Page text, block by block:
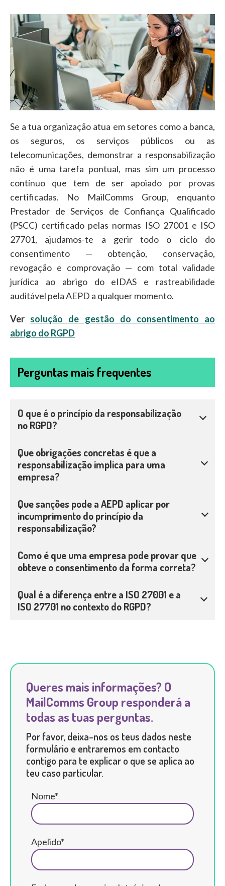
Se a tua organização atua em setores como a banca,
os seguros, os serviços públicos ou as
telecomunicações, demonstrar a responsabilização
não é uma tarefa pontual, mas sim um processo
contínuo que tem de ser apoiado por provas
certificadas. No MailComms Group, enquanto
Prestador de Serviços de Confiança Qualificado
(PSCC) certificado pelas normas ISO 27001 e ISO
27701, ajudamos-te a gerir todo o ciclo do
consentimento — obtenção, conservação,
revogação e comprovação — com total validade
jurídica ao abrigo do eIDAS e rastreabilidade
auditável pela AEPD a qualquer momento.
Ver solução de gestão do consentimento ao
abrigo do RGPD
Perguntas mais frequentes
O que é o princípio da responsabilização
no RGPD?
Que obrigações concretas é que a
responsabilização implica para uma
empresa?
Que sanções pode a AEPD aplicar por
incumprimento do princípio da
responsabilização?
Como é que uma empresa pode provar que
obteve o consentimento da forma correta?
Qual é a diferença entre a ISO 27001 e a
ISO 27701 no contexto do RGPD?
Queres mais informações? O
MailComms Group responderá a
todas as tuas perguntas.
Por favor, deixa-nos os teus dados neste
formulário e entraremos em contacto
contigo para te explicar o que se aplica ao
teu caso particular.
Nome*
Apelido*